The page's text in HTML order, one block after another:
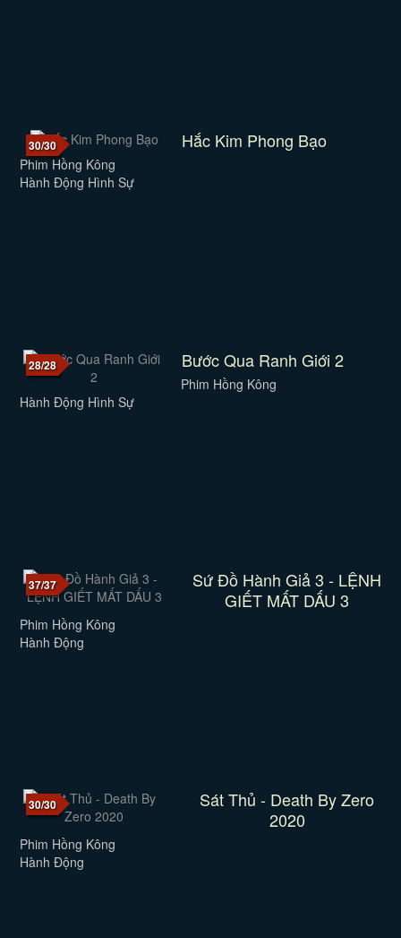
30/30 Hắc Kim Phong Bạo
Phim Hồng Kông
Hành Động Hình Sự
28/28 Bước Qua Ranh Giới 2
Phim Hồng Kông
Hành Động Hình Sự
37/37
Sứ Đồ Hành Giả 3 - LỆNH
GIẾT MẤT DẤU 3
Phim Hồng Kông
Hành Động
30/30
Sát Thủ - Death By Zero
2020
Phim Hồng Kông
Hành Động